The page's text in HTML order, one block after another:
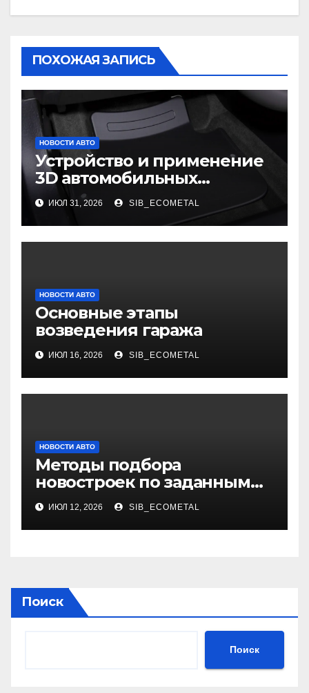
ПОХОЖАЯ ЗАПИСЬ
НОВОСТИ АВТО
Устройство и применение
3D автомобильных
ковриков
ИЮЛ 31, 2026 SIB_ECOMETAL
НОВОСТИ АВТО
Основные этапы
возведения гаража
ИЮЛ 16, 2026 SIB_ECOMETAL
НОВОСТИ АВТО
Методы подбора
новостроек по заданным
критериям
ИЮЛ 12, 2026 SIB_ECOMETAL
Поиск
Поиск